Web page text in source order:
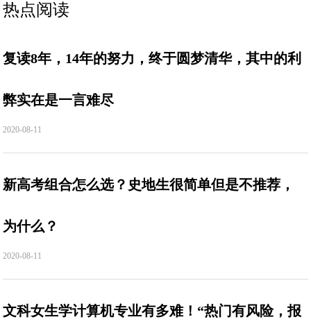
热点阅读
复读8年，14年的努力，终于圆梦清华，其中的利
弊实在是一言难尽
2020-08-11
新高考组合怎么选？史地生很简单但是不推荐，
为什么？
2020-08-11
文科女生学计算机专业有多难！“热门有风险，报